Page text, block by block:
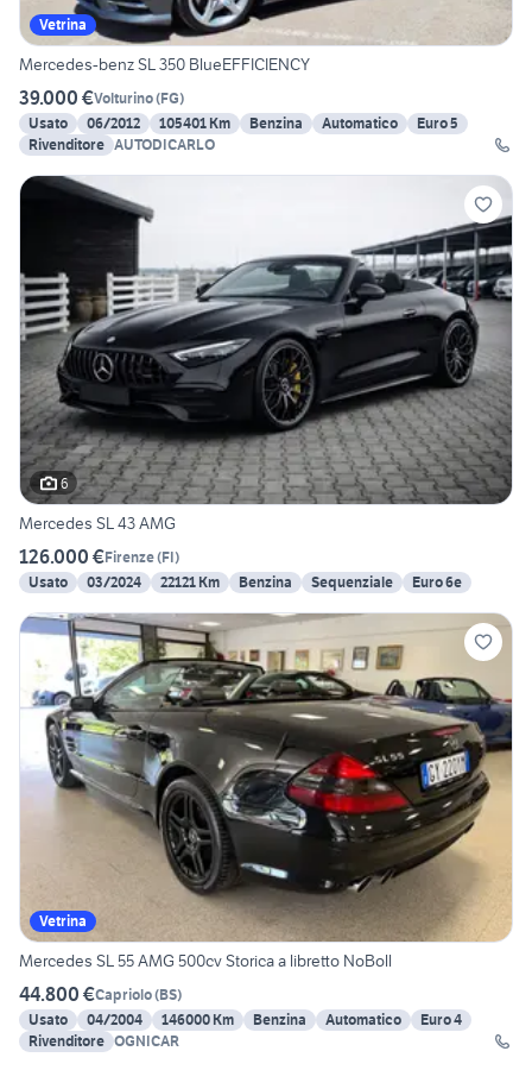
Vetrina
Mercedes-benz SL 350 BlueEFFICIENCY
39.000 €Volturino(FG)
Usato
06/2012 105401 Km Benzina Automatico
Euro 5
Rivenditore AUTODICARLO
6
Mercedes SL 43 AMG
126.000 €Firenze(FI)
Usato
03/2024 22121 Km Benzina Sequenziale Euro 6e
Vetrina
Mercedes SL 55 AMG 500cv Storica a libretto NoBoll
44.800 €Capriolo(BS)
Usato
04/2004 146000 Km Benzina Automatico
Euro 4
Rivenditore OGNICAR